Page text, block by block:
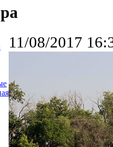
11/08/2017